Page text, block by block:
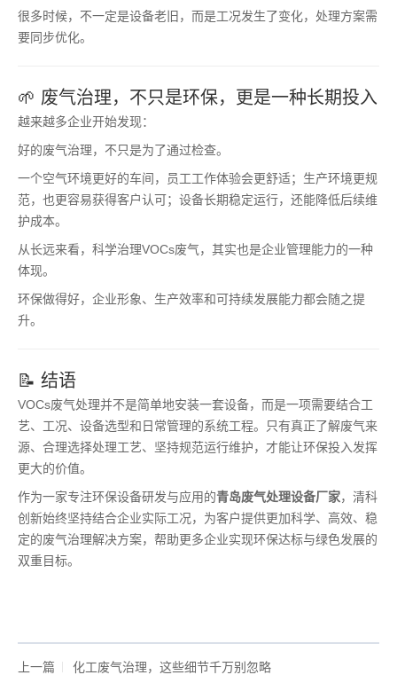
很多时候，不一定是设备老旧，而是工况发生了变化，处理方案需
要同步优化。
🌱 废气治理，不只是环保，更是一种长期投入
越来越多企业开始发现：
好的废气治理，不只是为了通过检查。
一个空气环境更好的车间，员工工作体验会更舒适；生产环境更规
范，也更容易获得客户认可；设备长期稳定运行，还能降低后续维
护成本。
从长远来看，科学治理VOCs废气，其实也是企业管理能力的一种
体现。
环保做得好，企业形象、生产效率和可持续发展能力都会随之提
升。
📝 结语
VOCs废气处理并不是简单地安装一套设备，而是一项需要结合工
艺、工况、设备选型和日常管理的系统工程。只有真正了解废气来
源、合理选择处理工艺、坚持规范运行维护，才能让环保投入发挥
更大的价值。
作为一家专注环保设备研发与应用的青岛废气处理设备厂家，清科
创新始终坚持结合企业实际工况，为客户提供更加科学、高效、稳
定的废气治理解决方案，帮助更多企业实现环保达标与绿色发展的
双重目标。
上一篇
化工废气治理，这些细节千万别忽略